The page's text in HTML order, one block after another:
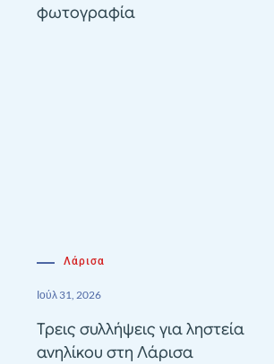
φωτογραφία
Λάρισα
Ιούλ 31, 2026
Τρεις συλλήψεις για ληστεία
ανηλίκου στη Λάρισα